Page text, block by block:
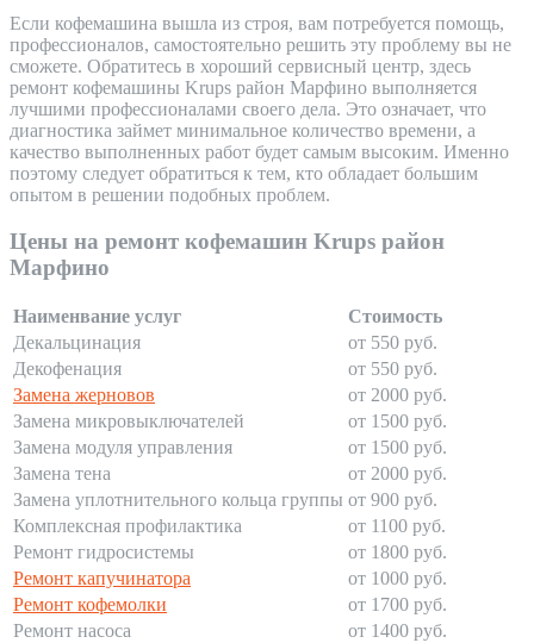
Если кофемашина вышла из строя, вам потребуется помощь,
профессионалов, самостоятельно решить эту проблему вы не
сможете. Обратитесь в хороший сервисный центр, здесь
ремонт кофемашины Krups район Марфино выполняется
лучшими профессионалами своего дела. Это означает, что
диагностика займет минимальное количество времени, а
качество выполненных работ будет самым высоким. Именно
поэтому следует обратиться к тем, кто обладает большим
опытом в решении подобных проблем.
Цены на ремонт кофемашин Krups район
Марфино
Наименвание услуг
Стоимость
Декальцинация
от 550 руб.
Декофенация
от 550 руб.
Замена жерновов
от 2000 руб.
Замена микровыключателей
от 1500 руб.
Замена модуля управления
от 1500 руб.
Замена тена
от 2000 руб.
Замена уплотнительного кольца группы от 900 руб.
Комплексная профилактика
от 1100 руб.
Ремонт гидросистемы
от 1800 руб.
Ремонт капучинатора
от 1000 руб.
Ремонт кофемолки
от 1700 руб.
Ремонт насоса
от 1400 руб.